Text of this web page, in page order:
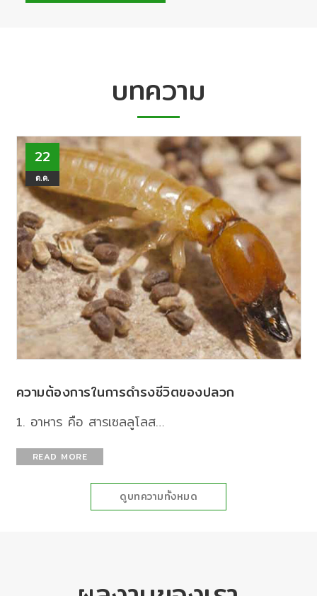
บทความ
22
ต.ค.
ความต้องการในการดำรงชีวิตของปลวก
1. ​อาหาร​ ​คือ​ ​สารเซลลู​โลส…
READ MORE
ดูบทความทั้งหมด